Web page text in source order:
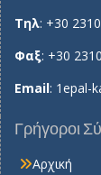
Τηλ: +30
Φαξ: +30
Email: 1epal-
Γρήγοροι
Αρχική